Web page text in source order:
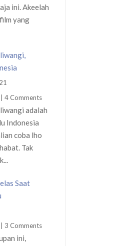
ini. Akeelah
yang
| 4 Comments
adalah
Indonesia
coba lho
Tak
Saat
| 3 Comments
ini,